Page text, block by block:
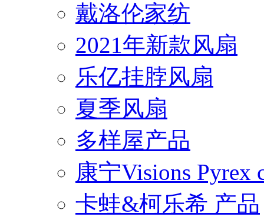
戴洛伦家纺
2021年新款风扇
乐亿挂脖风扇
夏季风扇
多样屋产品
康宁Visions Pyrex
卡蛙&柯乐希 产品